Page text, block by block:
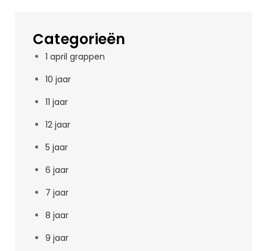
Categorieën
1 april grappen
10 jaar
11 jaar
12 jaar
5 jaar
6 jaar
7 jaar
8 jaar
9 jaar